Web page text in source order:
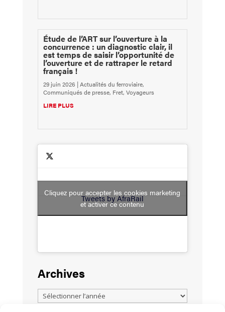
Étude de l’ART sur l’ouverture à la
concurrence : un diagnostic clair, il
est temps de saisir l’opportunité de
l’ouverture et de rattraper le retard
français !
29 juin 2026 |Actualités du ferroviaire,
Communiqués de presse, Fret, Voyageurs
LIRE PLUS
Tweets by AfraRail
Cliquez pour accepter les cookies marketing
et activer ce contenu
Archives